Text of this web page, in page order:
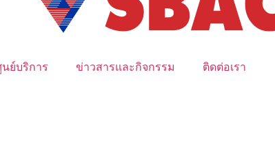
ย์บริการ ข่าวสารและกิจกรรม ติดต่อเรา